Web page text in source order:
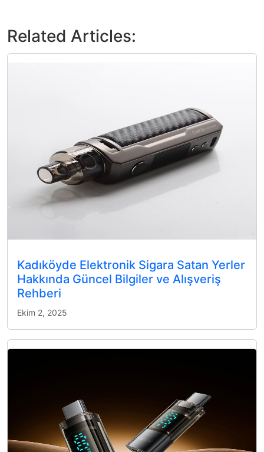
Related Articles:
Kadıköyde Elektronik Sigara Satan Yerler
Hakkında Güncel Bilgiler ve Alışveriş
Rehberi
Ekim 2, 2025